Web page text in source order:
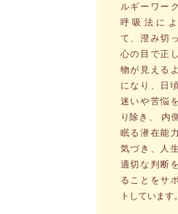
ルギーワー
呼吸法に
て、澄み切
心の目で正
物が見える
になり、日
迷いや苦悩
り除き、 内
眠る潜在能
気づき、人
適切な判断
ることをサ
トしています